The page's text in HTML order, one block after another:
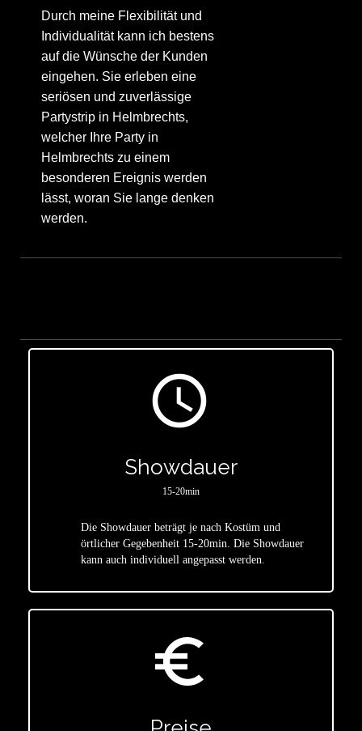
Durch meine Flexibilität und
Individualität kann ich bestens
auf die Wünsche der Kunden
eingehen. Sie erleben eine
seriösen und zuverlässige
Partystrip in Helmbrechts,
welcher Ihre Party in
Helmbrechts zu einem
besonderen Ereignis werden
lässt, woran Sie lange denken
werden.
access_time
Showdauer
15-20min
Die Showdauer beträgt je nach Kostüm und
örtlicher Gegebenheit 15-20min. Die Showdauer
kann auch individuell angepasst werden.
euro_symbol